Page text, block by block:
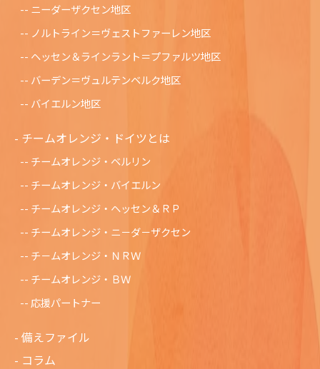
ニーダーザクセン地区
ノルトライン＝ヴェストファーレン地区
ヘッセン＆ラインラント＝プファルツ地区
バーデン＝ヴュルテンベルク地区
バイエルン地区
チームオレンジ・ドイツとは
チームオレンジ・ベルリン
チームオレンジ・バイエルン
チームオレンジ・ヘッセン＆ＲＰ
チームオレンジ・ニ－ダ－ザクセン
チ－ムオレンジ・ＮＲＷ
チームオレンジ・ＢＷ
応援パートナー
備えファイル
コラム